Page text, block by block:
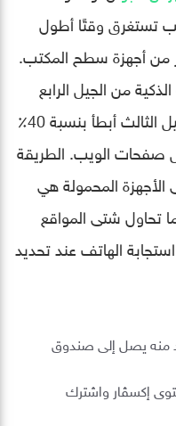
تستغرق وقتًا أطول
من أجهزة سطح المكتب.
من الجيل الرابع
أبطأ بنسبة 12% بينما هواتف الجيل الثالث أبطأ بنسبة 40٪
الويب. الطريقة
المحمولة هي
تحاول شتى المواقع
الهاتف عند تحديد
منه يصل إلى صندوق
إكسڤار واشترك